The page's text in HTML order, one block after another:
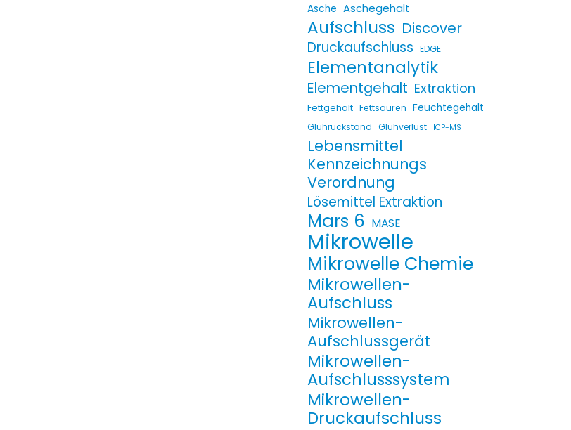
Asche Aschegehalt
Aufschluss Discover
Druckaufschluss EDGE
Elementanalytik
Elementgehalt Extraktion
Fettgehalt Fettsäuren Feuchtegehalt
Glührückstand Glühverlust ICP-MS
Lebensmittel
Kennzeichnungs
Verordnung
Lösemittel Extraktion
Mars 6 MASE
Mikrowelle
Mikrowelle Chemie
Mikrowellen-
Aufschluss
Mikrowellen-
Aufschlussgerät
Mikrowellen-
Aufschlusssystem
Mikrowellen-
Druckaufschluss